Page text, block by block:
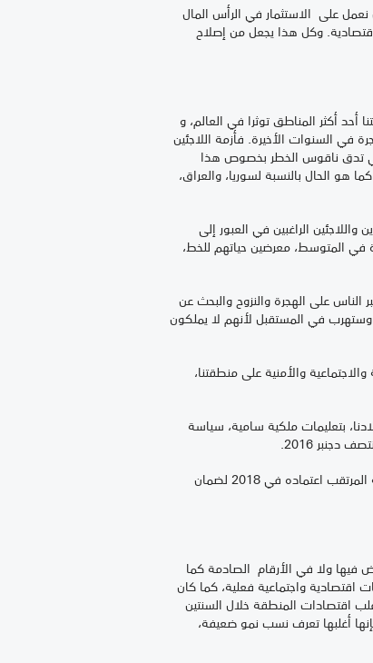
نعمل على الاستثمار في الرأس المال
وكل هذا يجعل من إصلاح
أحد أكثر المناطق توثرا في العالم، و
في السنوات الأخيرة. فأزمة اللاجئين
تدق ناقوس الخطر بخصوص هذا
هو الحال بالنسبة لسوريا، والعراق،
الراغبين في العبور إلى
في المتوسط، معرضين حياتهم للخط،
الناس على الهجرة والنزوح والبحث عن
وستهرب في المستقبل لأنهم لا يملكون
والأمنية على منطقتنا،
بتعليمات ملكية سامية، سياسة
كما ندعوكم ،بالمناسبة،إلى اتخاذ موقف مشترك وبناء بشأن التصديق على"الميثاق العالمي" من أجل الهجرة الآمنة والمنظمة والنظامية المرتقب اعتماده في 2018 لضمان
فيها ولا في الأرقام الصادمة كما
اقتصادية واجتماعية فعلية، كما كان
اقتصادات المنطقة خلال السنتين
أغلبها تعرف نسب نمو ضعيفة،